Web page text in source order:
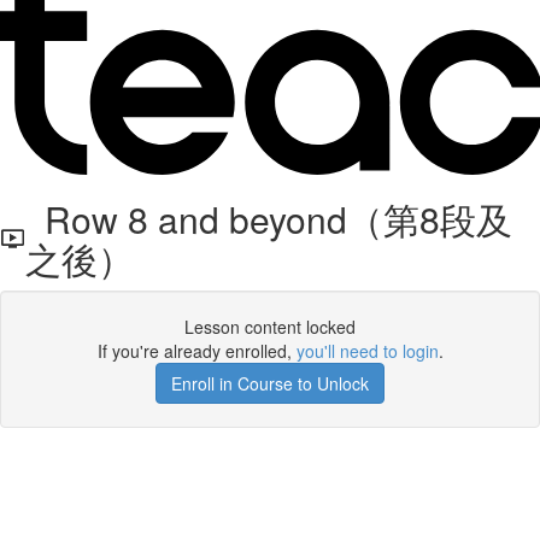
Row 8 and beyond（第8段及
之後）
Lesson content locked
If you're already enrolled, you'll need to login.
Enroll in Course to Unlock